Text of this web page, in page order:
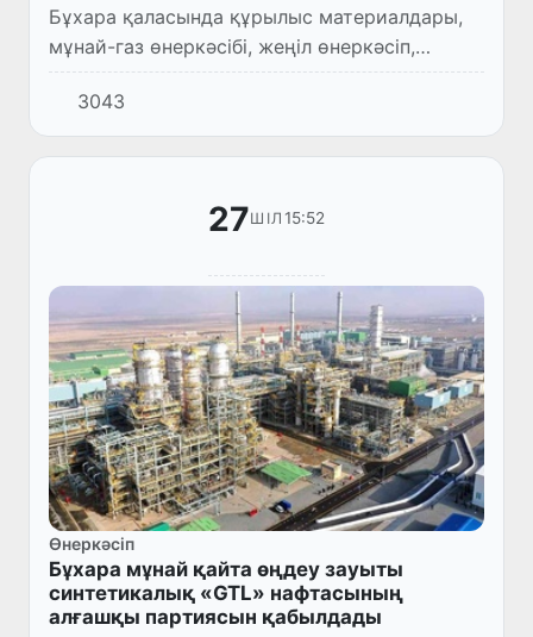
Бұхара қаласында құрылыс материалдары,
мұнай-газ өнеркәсібі, жеңіл өнеркәсіп,
қаракөлшілік, ауыл және су шаруашылығы,
туризм саласы кәсіпорындарының
қатысуымен Аумақтық салааралық...
3043
27ШІЛ 15:52
Өнеркәсіп
Бұхара мұнай қайта өңдеу зауыты
синтетикалық «GTL» нафтасының
алғашқы партиясын қабылдады